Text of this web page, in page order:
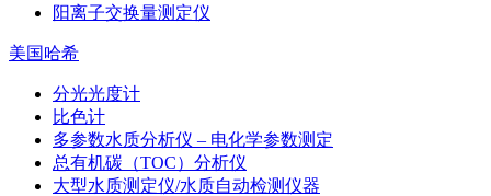
阳离子交换量测定仪
美国哈希
分光光度计
比色计
多参数水质分析仪 – 电化学参数测定
总有机碳（TOC）分析仪
大型水质测定仪/水质自动检测仪器